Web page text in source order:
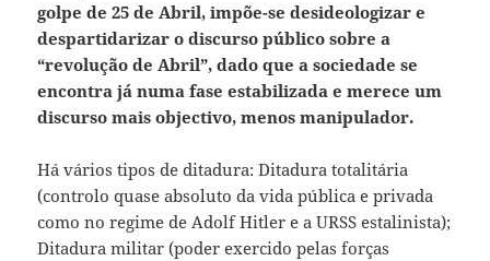
golpe de 25 de Abril, impõe-se desideologizar e
despartidarizar o discurso público sobre a
“revolução de Abril”, dado que a sociedade se
encontra já numa fase estabilizada e merece um
discurso mais objectivo, menos manipulador.
Há vários tipos de ditadura: Ditadura totalitária
(controlo quase absoluto da vida pública e privada
como no regime de Adolf Hitler e a URSS estalinista);
Ditadura militar (poder exercido pelas forças